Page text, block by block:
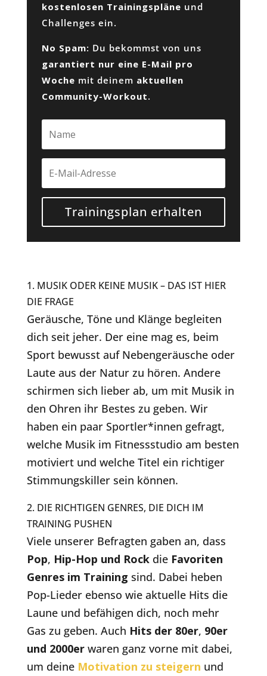
kostenlosen Trainingspläne und
Challenges ein.
No Spam: Du bekommst von uns
garantiert nur eine E-Mail pro
Woche mit deinem aktuellen
Community-Workout.
Trainingsplan erhalten
1. MUSIK ODER KEINE MUSIK – DAS IST HIER
DIE FRAGE
Geräusche, Töne und Klänge begleiten
dich seit jeher. Der eine mag es, beim
Sport bewusst auf Nebengeräusche oder
Laute aus der Natur zu hören. Andere
schirmen sich lieber ab, um mit Musik in
den Ohren ihr Bestes zu geben. Wir
haben ein paar Sportler*innen gefragt,
welche Musik im Fitnessstudio am besten
motiviert und welche Titel ein richtiger
Stimmungskiller sein können.
2. DIE RICHTIGEN GENRES, DIE DICH IM
TRAINING PUSHEN
Viele unserer Befragten gaben an, dass
Pop, Hip-Hop und Rockdie Favoriten
Genres im Training sind. Dabei heben
Pop-Lieder ebenso wie aktuelle Hits die
Laune und befähigen dich, noch mehr
Gas zu geben. Auch Hits der 80er, 90er
und 2000erwaren ganz vorne mit dabei,
um deine Motivation zu steigern und